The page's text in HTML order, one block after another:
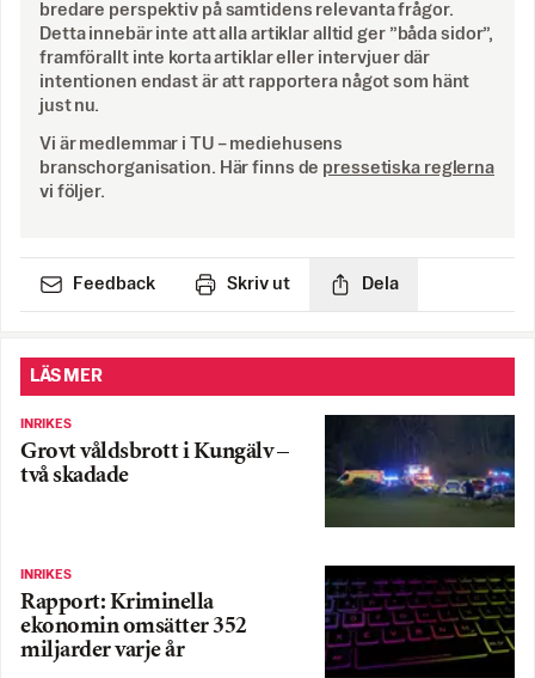
bredare perspektiv på samtidens relevanta frågor.
Detta innebär inte att alla artiklar alltid ger ”båda sidor”,
framförallt inte korta artiklar eller intervjuer där
intentionen endast är att rapportera något som hänt
just nu.
Vi är medlemmar i TU – mediehusens
branschorganisation. Här finns de pressetiska reglerna
vi följer.
Feedback Skriv ut Dela
LÄS MER
INRIKES
Grovt våldsbrott i Kungälv –
två skadade
INRIKES
Rapport: Kriminella
ekonomin omsätter 352
miljarder varje år